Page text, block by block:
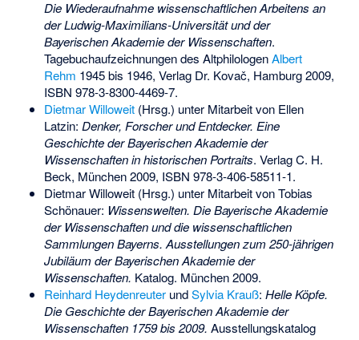
Die Wiederaufnahme wissenschaftlichen Arbeitens an
der Ludwig-Maximilians-Universität und der
Bayerischen Akademie der Wissenschaften.
Tagebuchaufzeichnungen des AltphilologenAlbert
Rehm 1945 bis 1946, Verlag Dr. Kovač, Hamburg 2009,
ISBN 978-3-8300-4469-7.
Dietmar Willoweit(Hrsg.) unter Mitarbeit von Ellen
Latzin: Denker, Forscher und Entdecker. Eine
Geschichte der Bayerischen Akademie der
Wissenschaften in historischen Portraits. Verlag C. H.
Beck, München 2009, ISBN 978-3-406-58511-1.
Dietmar Willoweit (Hrsg.) unter Mitarbeit von Tobias
Schönauer: Wissenswelten. Die Bayerische Akademie
der Wissenschaften und die wissenschaftlichen
Sammlungen Bayerns. Ausstellungen zum 250-jährigen
Jubiläum der Bayerischen Akademie der
Wissenschaften. Katalog. München 2009.
Reinhard HeydenreuterundSylvia Krauß: Helle Köpfe.
Die Geschichte der Bayerischen Akademie der
Wissenschaften 1759 bis 2009. Ausstellungskatalog